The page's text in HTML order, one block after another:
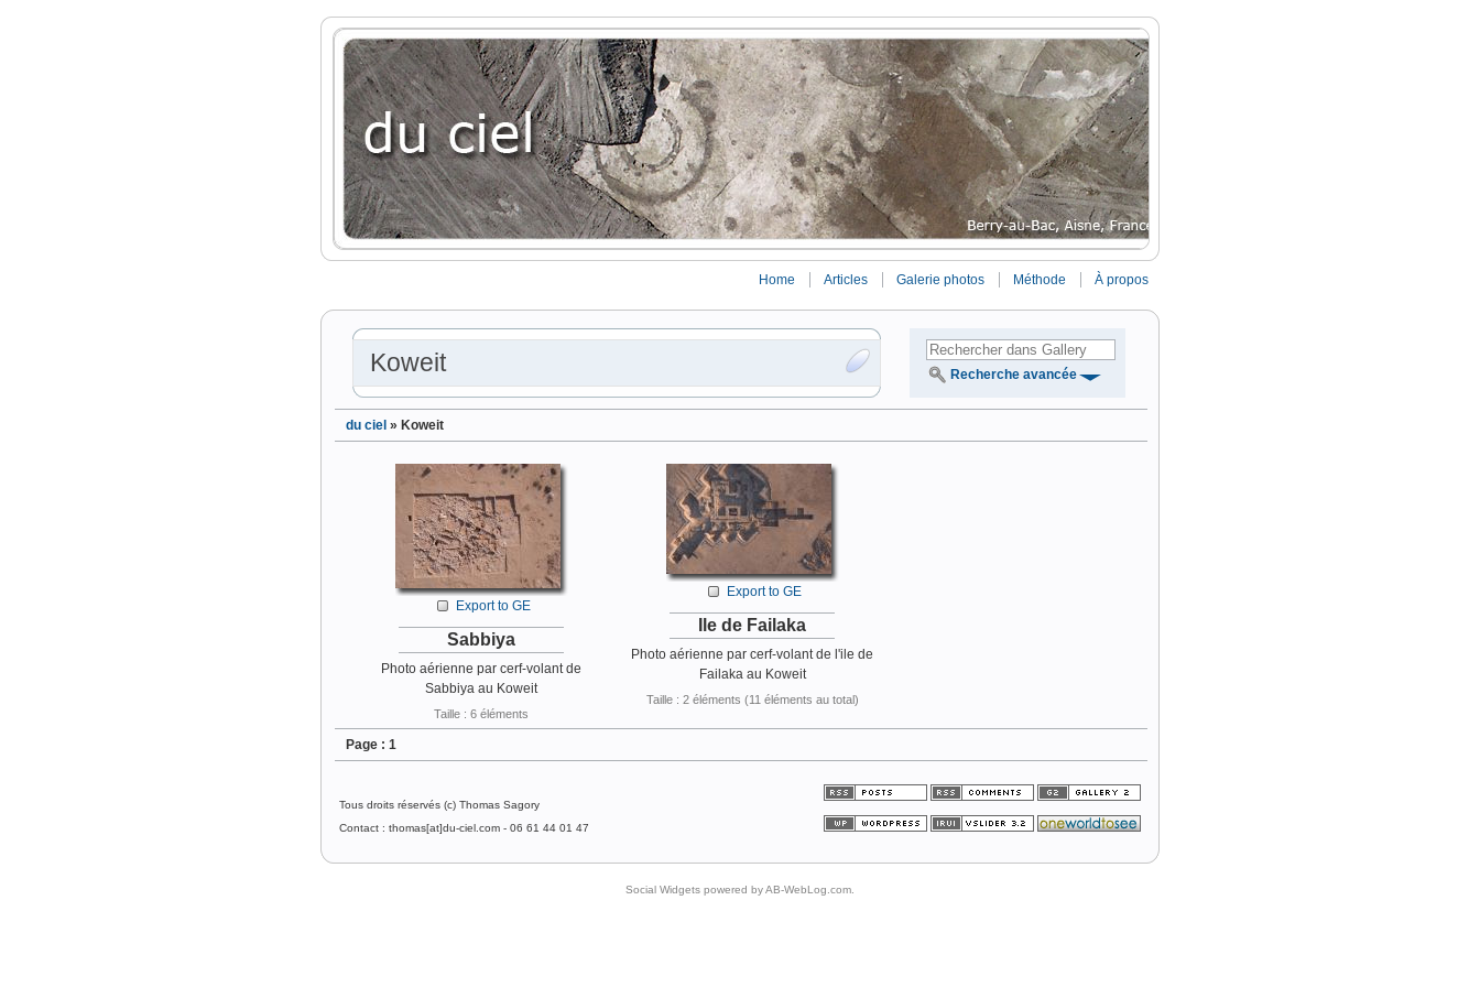
Home Articles Galerie photos Méthode À propos
Koweit Recherche avancée
du ciel » Koweit
Export to GE
Sabbiya
Photo aérienne par cerf-volant de
Sabbiya au Koweit
Taille : 6 éléments
Export to GE
Ile de Failaka
Photo aérienne par cerf-volant de l'ile de
Failaka au Koweit
Taille : 2 éléments (11 éléments au total)
Page : 1
Tous droits réservés (c) Thomas Sagory
Contact : thomas[at]du-ciel.com - 06 61 44 01 47
Social Widgets powered byAB-WebLog.com